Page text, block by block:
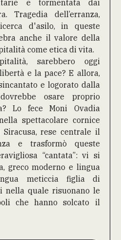
e tormentata dai
Tragedia dell’erranza,
d'asilo, in queste
anche il valore della
come etica di vita.
sarebbero oggi
e la pace? E allora,
e logorato dalla
osare proprio
Lo fece Moni Ovadia
spettacolare cornice
rese centrale il
e trasformò queste
“cantata”: vi si
greco moderno e lingua
meticcia figlia di
nella quale risuonano le
che hanno solcato il